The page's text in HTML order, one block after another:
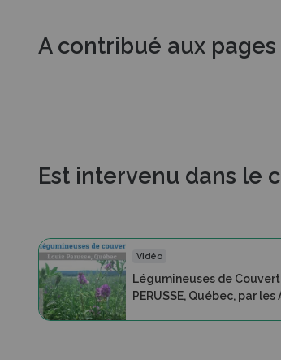
A contribué aux
Est intervenu dans le
Vidéo
Légumineuses de
PERUSSE, Québec, par